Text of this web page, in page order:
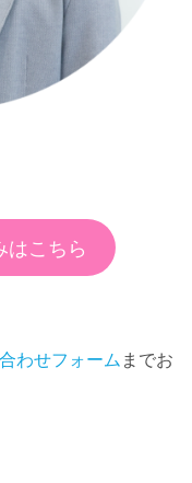
はこちら
わせフォームまでお